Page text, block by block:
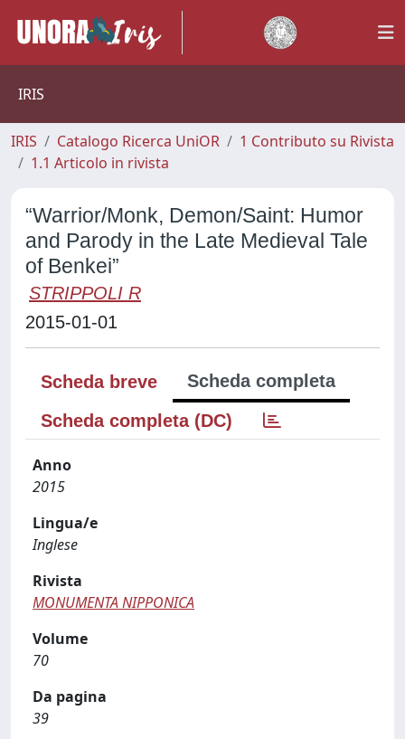
IRIS
IRIS Catalogo Ricerca UniOR
1 Contributo su Rivista
1.1 Articolo in rivista
“Warrior/Monk, Demon/Saint: Humor
and Parody in the Late Medieval Tale
of Benkei”
STRIPPOLI R
2015-01-01
Scheda breve
Scheda completa
Scheda completa (DC)
Anno
2015
Lingua/e
Inglese
Rivista
MONUMENTA NIPPONICA
Volume
70
Da pagina
39